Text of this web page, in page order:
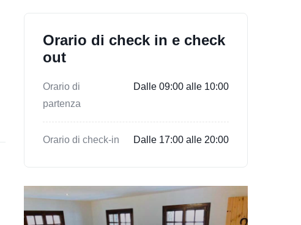
Orario di check in e check
out
Orario di
partenza
Dalle 09:00 alle 10:00
Orario di check-in Dalle 17:00 alle 20:00